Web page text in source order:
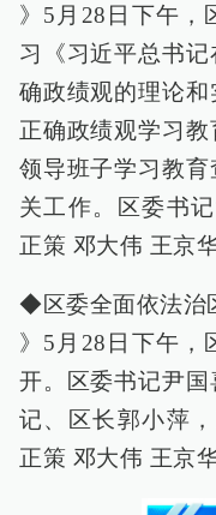
》5月28日下午，
习《习近平总书
确政绩观的理论
正确政绩观学习
领导班子学习教
关工作。区委书
正策 邓大伟 王京
◆区委全面依法治
》5月28日下午，
开。区委书记尹
记、区长郭小萍
正策 邓大伟 王京